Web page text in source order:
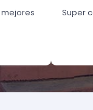
mejores
Super